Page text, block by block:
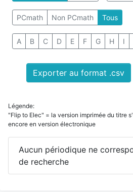
PCmath Non PCmath Tous
A B C D E F G H I
Exporter au format .csv
Légende:
"Flip to Elec" = la version imprimée du titre
encore en version électronique
Aucun périodique ne
de recherche